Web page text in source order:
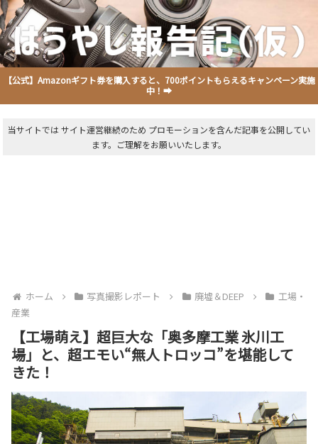
【公式】Amazonギフト券を購入すると、700ポイントもらえるキャンペーン実施
中！➡
当サイトでは サイト運営継続のため プロモーションを含んだ記事を公開してい
ます。ご理解をお願いいたします。
ホーム 写真撮影レポート 廃墟＆DEEP
工場・
産業
【工場萌え】超巨大な「奥多摩工業 氷川工
場」と、超エモい“無人トロッコ”を堪能して
きた！